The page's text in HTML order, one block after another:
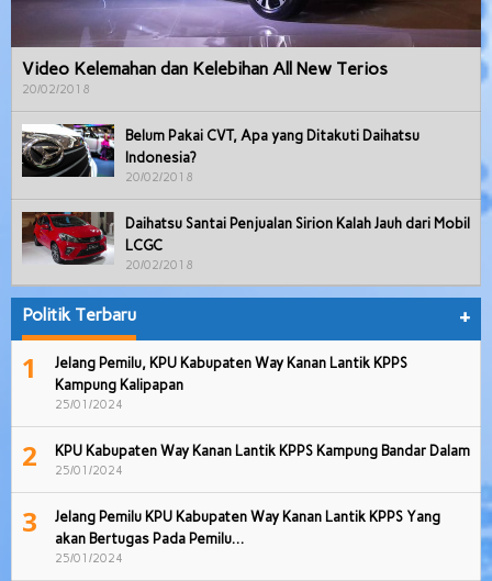
Video Kelemahan dan Kelebihan All New Terios
20/02/2018
Belum Pakai CVT, Apa yang Ditakuti Daihatsu
Indonesia?
20/02/2018
Daihatsu Santai Penjualan Sirion Kalah Jauh dari Mobil
LCGC
20/02/2018
Politik Terbaru +
1
Jelang Pemilu, KPU Kabupaten Way Kanan Lantik KPPS
Kampung Kalipapan
25/01/2024
2 KPU Kabupaten Way Kanan Lantik KPPS Kampung Bandar Dalam
25/01/2024
3
Jelang Pemilu KPU Kabupaten Way Kanan Lantik KPPS Yang
akan Bertugas Pada Pemilu…
25/01/2024